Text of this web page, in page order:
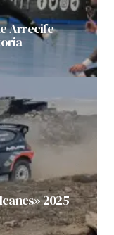
Arrecife
2025